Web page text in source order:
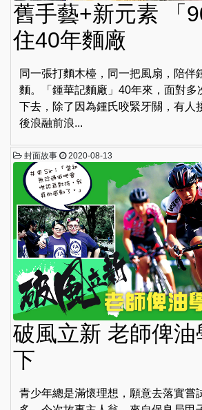
舊手藝+新元素 「
住40年麵廠
同一張打麵木檯，同一把風扇，陪伴
麵。「鍾華記麵廠」40年來，面對多
下去，除了因為鍾氏咬緊牙關，有人
後浪融前浪...
封面故事 2020-08-13
破風立新 老師俾油
下
青少年總是滿懷理想，願意去落實嘗